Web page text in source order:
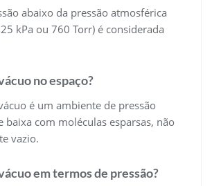
abaixo da pressão atmosférica
kPa ou 760 Torr) é considerada
no espaço?
é um ambiente de pressão
baixa com moléculas esparsas, não
vazio.
em termos de pressão?